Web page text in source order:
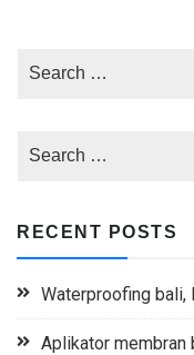
RECENT POSTS
Waterproofing bali,
Aplikator membran